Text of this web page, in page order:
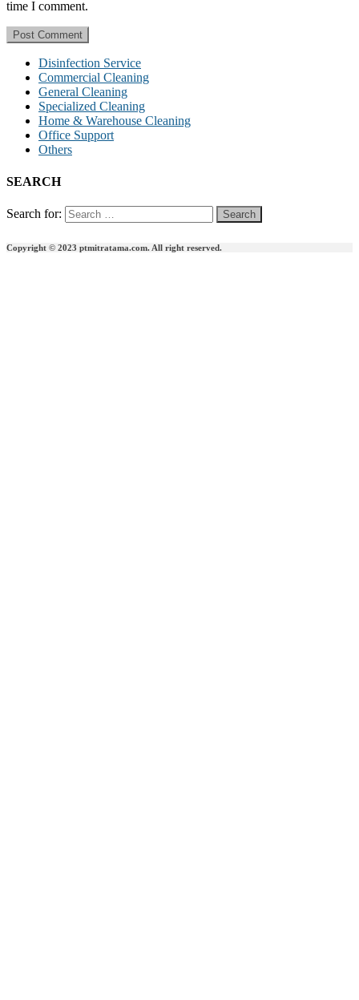
time I comment.
Disinfection Service
Commercial Cleaning
General Cleaning
Specialized Cleaning
Home & Warehouse Cleaning
Office Support
Others
SEARCH
Search for:
Copyright © 2023 ptmitratama.com. All right reserved.